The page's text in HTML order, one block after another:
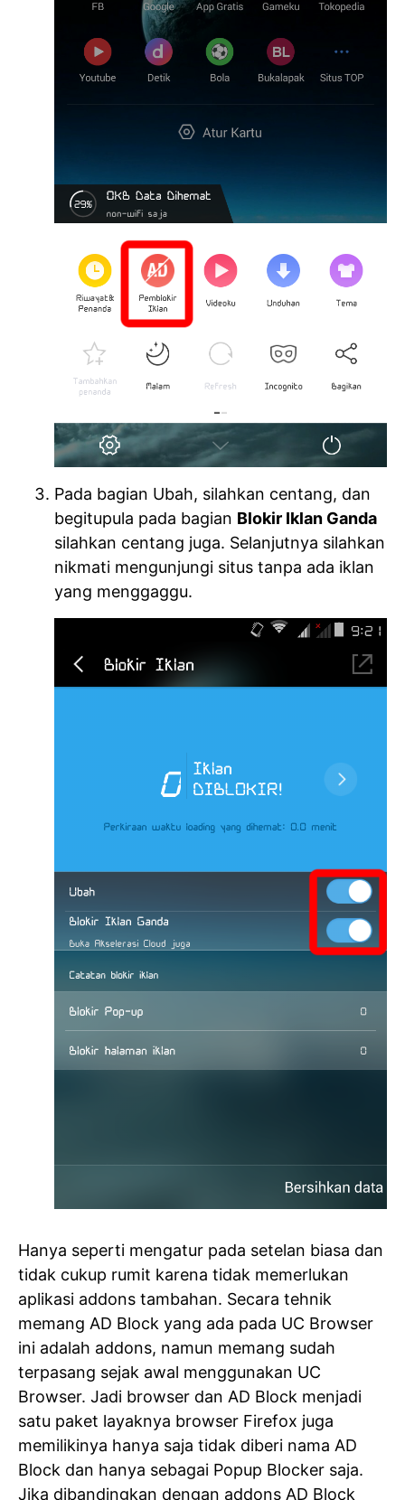
Pada bagian Ubah, silahkan centang, dan
begitupula pada bagian Blokir Iklan Ganda
silahkan centang juga. Selanjutnya silahkan
nikmati mengunjungi situs tanpa ada iklan
yang menggaggu.
Hanya seperti mengatur pada setelan biasa dan
tidak cukup rumit karena tidak memerlukan
aplikasi addons tambahan. Secara tehnik
memang AD Block yang ada pada UC Browser
ini adalah addons, namun memang sudah
terpasang sejak awal menggunakan UC
Browser. Jadi browser dan AD Block menjadi
satu paket layaknya browser Firefox juga
memilikinya hanya saja tidak diberi nama AD
Block dan hanya sebagai Popup Blocker saja.
Jika dibandingkan dengan addons AD Block